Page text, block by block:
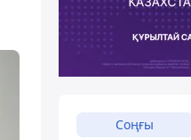
Соңғы